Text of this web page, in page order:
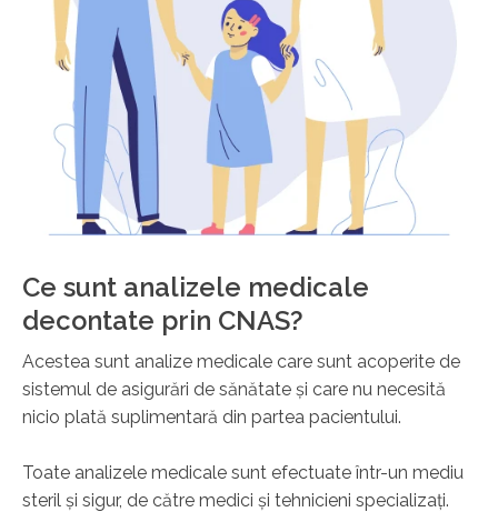
Ce sunt analizele medicale
decontate prin CNAS?
Acestea sunt analize medicale care sunt acoperite de
sistemul de asigurări de sănătate și care nu necesită
nicio plată suplimentară din partea pacientului.
Toate analizele medicale sunt efectuate într-un mediu
steril și sigur, de către medici și tehnicieni specializați.